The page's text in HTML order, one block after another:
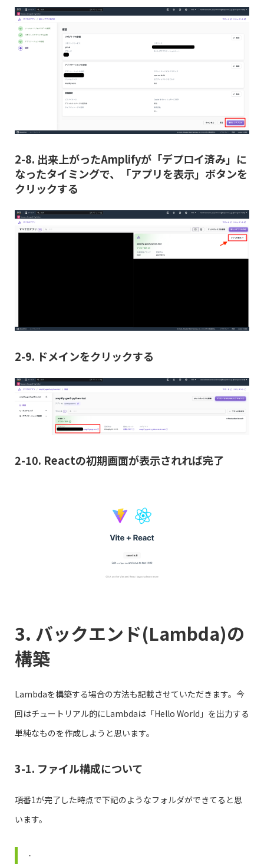
2-8. 出来上がったAmplifyが「デプロイ済み」に
なったタイミングで、「アプリを表示」ボタンを
クリックする
2-9. ドメインをクリックする
2-10. Reactの初期画面が表示されれば完了
3. バックエンド(Lambda)の
構築
Lambdaを構築する場合の方法も記載させていただきます。今
回はチュートリアル的にLambdaは「Hello World」を出力する
単純なものを作成しようと思います。
3-1. ファイル構成について
項番1が完了した時点で下記のようなフォルダができてると思
います。
.